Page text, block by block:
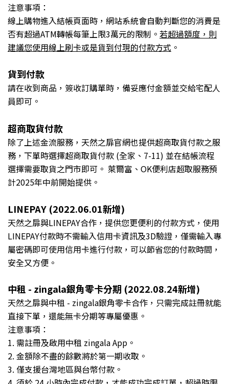
注意事項：
線上購物進入結帳頁面時，網站系統會自動判斷您的消費是
否有超過ATM轉帳每筆上限3萬元的限制。 若超過額度，則
建議您使用線上刷卡或是貨到付現的付款方式 。
貨到付款
請在收到商品，簽收訂購單時，備妥應付金額並交給宅配人
員即可。
超商取貨付款
除了上述金流服務，天然之扉官網也提供超商取貨付款之服
務，下單時選擇超商取貨付款 (全家、7-11) 並在結帳流程
選擇需要取貨之門市即可。 萊爾富、OK便利店超取服務預
計2025年中前開始提供 。
LINEPAY (2022.06.01新增)
天然之扉與LINEPAY合作，提供您更便利的付款方式，使用
LINEPAY付款時不需輸入信用卡資訊及3D驗證，僅需輸入專
屬密碼即可使用信用卡進行付款，可以節省您的付款時間，
安全又方便。
中租 - zingala銀角零卡分期 (2022.08.24新增)
天然之扉與中租 - zingala銀角零卡合作，只需完成註冊就能
直接下單，還能無卡分期等專屬優惠。
注意事項：
1. 需註冊及啟用中租 zingala App。
2. 金額除不盡的餘數將於第一期收取。
3. 僅支援台灣地區與台幣付款。